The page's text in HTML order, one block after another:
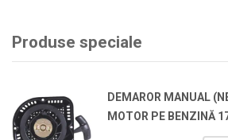
Produse speciale
DEMAROR MANUAL
MOTOR PE BENZINĂ